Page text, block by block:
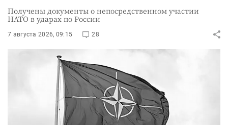
Получены документы о непосредственном участии
НАТО в ударах по России
7 августа 2026, 09:15 28